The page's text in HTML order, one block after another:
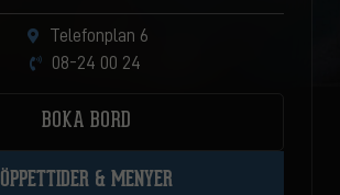
Telefonplan 6
08-24 00 24
BOKA BORD
ÖPPETTIDER & MENYER